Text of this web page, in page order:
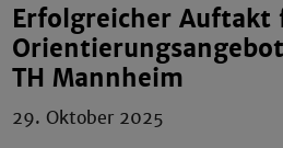
Erfolgreicher Auftakt
TH Mannheim
29. Oktober 2025